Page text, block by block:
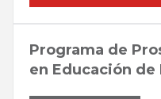
Programa de
en Educación de